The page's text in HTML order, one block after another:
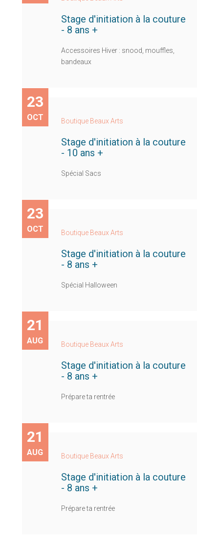
Stage d'initiation à la couture
- 8 ans +
Accessoires Hiver : snood, mouffles,
bandeaux
23
OCT Boutique Beaux Arts
Stage d'initiation à la couture
- 10 ans +
Spécial Sacs
23
OCT Boutique Beaux Arts
Stage d'initiation à la couture
- 8 ans +
Spécial Halloween
21
AUG Boutique Beaux Arts
Stage d'initiation à la couture
- 8 ans +
Prépare ta rentrée
21
AUG Boutique Beaux Arts
Stage d'initiation à la couture
- 8 ans +
Prépare ta rentrée